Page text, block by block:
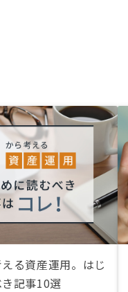
る資産運用。はじ
記事10選